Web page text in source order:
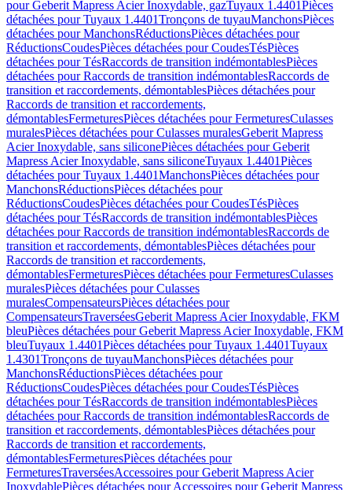
pour Geberit Mapress Acier Inoxydable, gazTuyaux 1.4401Pièces
détachées pour Tuyaux 1.4401Tronçons de tuyauManchonsPièces
détachées pour ManchonsRéductionsPièces détachées pour
RéductionsCoudesPièces détachées pour CoudesTésPièces
détachées pour TésRaccords de transition indémontablesPièces
détachées pour Raccords de transition indémontablesRaccords de
transition et raccordements, démontablesPièces détachées pour
Raccords de transition et raccordements,
démontablesFermeturesPièces détachées pour FermeturesCulasses
muralesPièces détachées pour Culasses muralesGeberit Mapress
Acier Inoxydable, sans siliconePièces détachées pour Geberit
Mapress Acier Inoxydable, sans siliconeTuyaux 1.4401Pièces
détachées pour Tuyaux 1.4401ManchonsPièces détachées pour
ManchonsRéductionsPièces détachées pour
RéductionsCoudesPièces détachées pour CoudesTésPièces
détachées pour TésRaccords de transition indémontablesPièces
détachées pour Raccords de transition indémontablesRaccords de
transition et raccordements, démontablesPièces détachées pour
Raccords de transition et raccordements,
démontablesFermeturesPièces détachées pour FermeturesCulasses
muralesPièces détachées pour Culasses
muralesCompensateursPièces détachées pour
CompensateursTraverséesGeberit Mapress Acier Inoxydable, FKM
bleuPièces détachées pour Geberit Mapress Acier Inoxydable, FKM
bleuTuyaux 1.4401Pièces détachées pour Tuyaux 1.4401Tuyaux
1.4301Tronçons de tuyauManchonsPièces détachées pour
ManchonsRéductionsPièces détachées pour
RéductionsCoudesPièces détachées pour CoudesTésPièces
détachées pour TésRaccords de transition indémontablesPièces
détachées pour Raccords de transition indémontablesRaccords de
transition et raccordements, démontablesPièces détachées pour
Raccords de transition et raccordements,
démontablesFermeturesPièces détachées pour
FermeturesTraverséesAccessoires pour Geberit Mapress Acier
InoxydablePièces détachées pour Accessoires pour Geberit Mapress